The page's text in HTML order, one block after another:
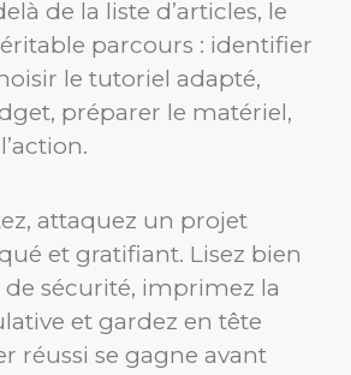
de la liste d’articles, le
parcours : identifier
le tutoriel adapté,
préparer le matériel,
attaquez un projet
et gratifiant. Lisez bien
de sécurité, imprimez la
et gardez en tête
réussi se gagne avant